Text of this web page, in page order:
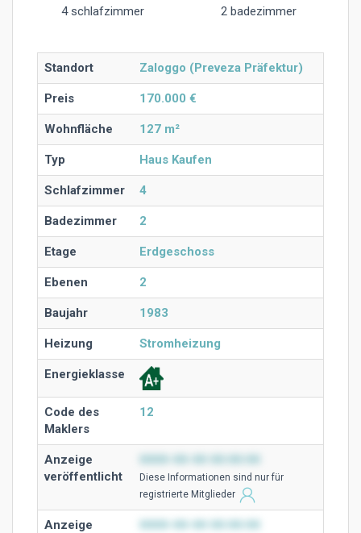
4 schlafzimmer 2 badezimmer
Standort Zaloggo (Preveza Präfektur)
Preis 170.000 €
Wohnfläche 127 m²
Typ Haus Kaufen
Schlafzimmer 4
Badezimmer 2
Etage Erdgeschoss
Ebenen 2
Baujahr 1983
Heizung Stromheizung
Energieklasse
Code des
Maklers
12
Anzeige
veröffentlicht
Diese Ιnformationen sind nur für
registrierte Mitglieder
Anzeige